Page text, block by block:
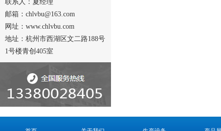
联系人：夏经理
邮箱：chlvbu@163.com
网址：www.chlvbu.com
地址：杭州市西湖区文二路188号
1号楼青创405室